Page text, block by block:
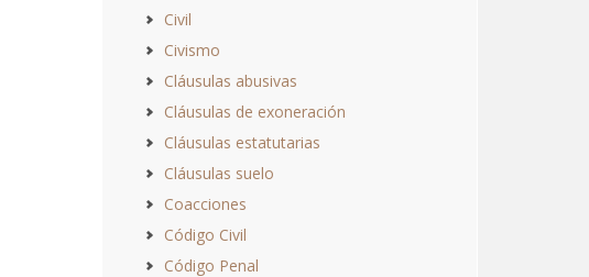
Civil
Civismo
Cláusulas abusivas
Cláusulas de exoneración
Cláusulas estatutarias
Cláusulas suelo
Coacciones
Código Civil
Código Penal